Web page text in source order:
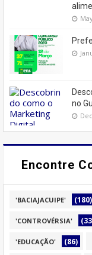
no
Encontre
'BACIAJACUIPE' (180)
'CONTROVÉRSIA'
'EDUCAÇÃO' (86)